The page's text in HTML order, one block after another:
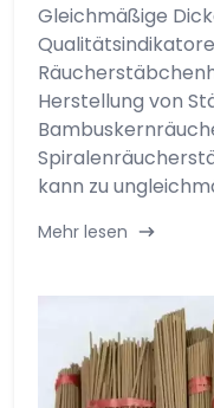
Gleichmäßige
Herstellung von
kann zu
Mehr lesen